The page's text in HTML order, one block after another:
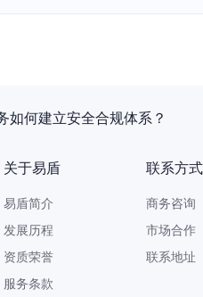
如何建立安全合规体系？
关于易盾
易盾简介
发展历程
资质荣誉
服务条款
联系方式
商务咨询
市场合作
联系地址